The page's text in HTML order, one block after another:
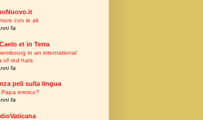
con le ali
fa
et in Terra
in an international
of red hats
fa
peli sulla lingua
Papa eretico?
fa